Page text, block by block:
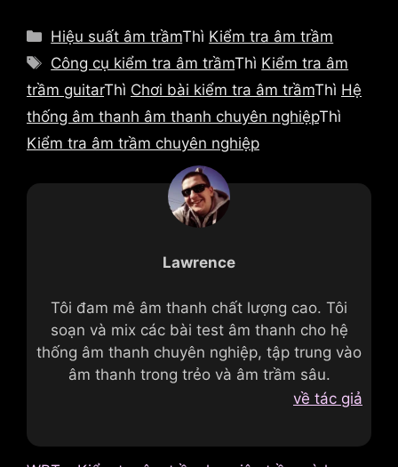
Thể
loại
Hiệu suất âm trầmThì Kiểm tra âm trầm
Thẻ
Công cụ kiểm tra âm trầmThì Kiểm tra âm
trầm guitarThì Chơi bài kiểm tra âm trầmThì Hệ
thống âm thanh âm thanh chuyên nghiệpThì
Kiểm tra âm trầm chuyên nghiệp
Lawrence
Tôi đam mê âm thanh chất lượng cao. Tôi
soạn và mix các bài test âm thanh cho hệ
thống âm thanh chuyên nghiệp, tập trung vào
âm thanh trong trẻo và âm trầm sâu.
về tác giả